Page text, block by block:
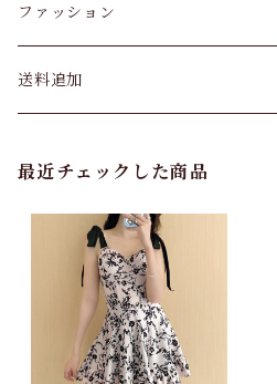
ファッション
パンツ&スカート
バッグ
カーディガン
パンプス・サンダル
送料追加
最近チェックした商品